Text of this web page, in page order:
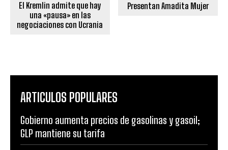
El Kremlin admite que hay
una «pausa» en las
negociaciones con Ucrania
Presentan Amadita Mujer
ARTICULOS POPULARES
Gobierno aumenta precios de gasolinas y gasoil;
GLP mantiene su tarifa